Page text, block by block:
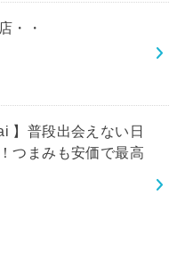
・・
】普段出会えない日
つまみも安価で最高